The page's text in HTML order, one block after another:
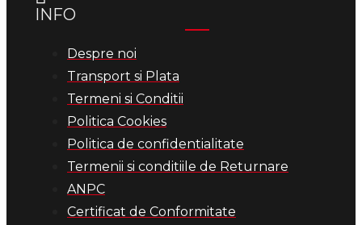
INFO
Despre noi
Transport si Plata
Termeni si Conditii
Politica Cookies
Politica de confidentialitate
Termenii si conditiile de Returnare
ANPC
Certificat de Conformitate